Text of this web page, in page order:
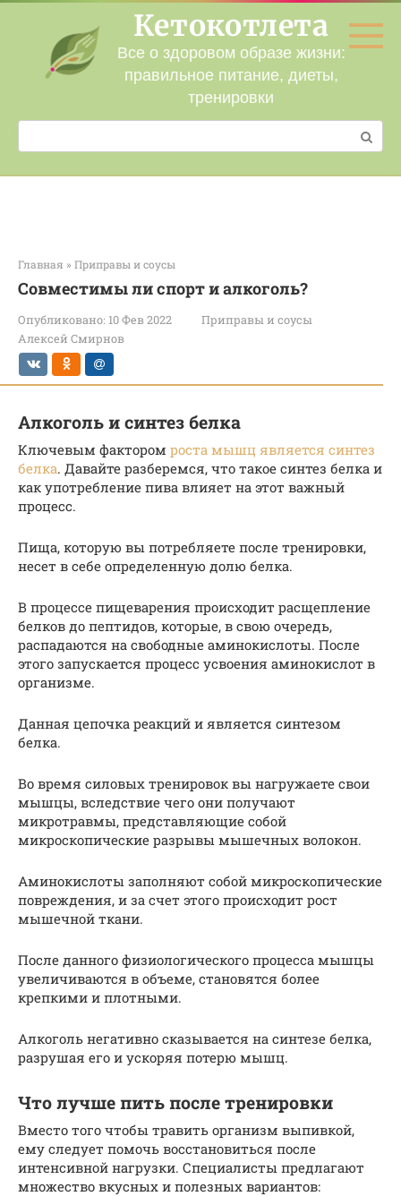
Перейти
контенту
Кетокотлета
Все о здоровом образе жизни:
правильное питание, диеты,
тренировки
Поиск:
Главная » Приправы и соусы
Совместимы ли спорт и алкоголь?
Опубликовано: 10 Фев 2022
Приправы и соусы
Алексей Смирнов
Алкоголь и синтез белка
Ключевым фактором роста мышц является синтез
белка. Давайте разберемся, что такое синтез белка и
как употребление пива влияет на этот важный
процесс.
Пища, которую вы потребляете после тренировки,
несет в себе определенную долю белка.
В процессе пищеварения происходит расщепление
белков до пептидов, которые, в свою очередь,
распадаются на свободные аминокислоты. После
этого запускается процесс усвоения аминокислот в
организме.
Данная цепочка реакций и является синтезом
белка.
Во время силовых тренировок вы нагружаете свои
мышцы, вследствие чего они получают
микротравмы, представляющие собой
микроскопические разрывы мышечных волокон.
Аминокислоты заполняют собой микроскопические
повреждения, и за счет этого происходит рост
мышечной ткани.
После данного физиологического процесса мышцы
увеличиваются в объеме, становятся более
крепкими и плотными.
Алкоголь негативно сказывается на синтезе белка,
разрушая его и ускоряя потерю мышц.
Что лучше пить после тренировки
Вместо того чтобы травить организм выпивкой,
ему следует помочь восстановиться после
интенсивной нагрузки. Специалисты предлагают
множество вкусных и полезных вариантов: